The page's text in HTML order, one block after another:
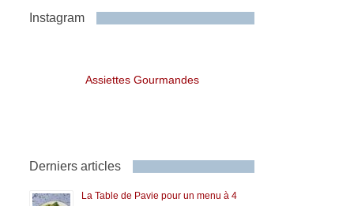
Instagram
Assiettes Gourmandes
Derniers articles
La Table de Pavie pour un menu à 4